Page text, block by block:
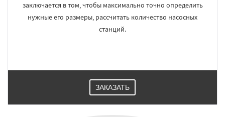
заключается в том, чтобы максимально точно определить
нужные его размеры, рассчитать количество насосных
станций.
ЗАКАЗАТЬ